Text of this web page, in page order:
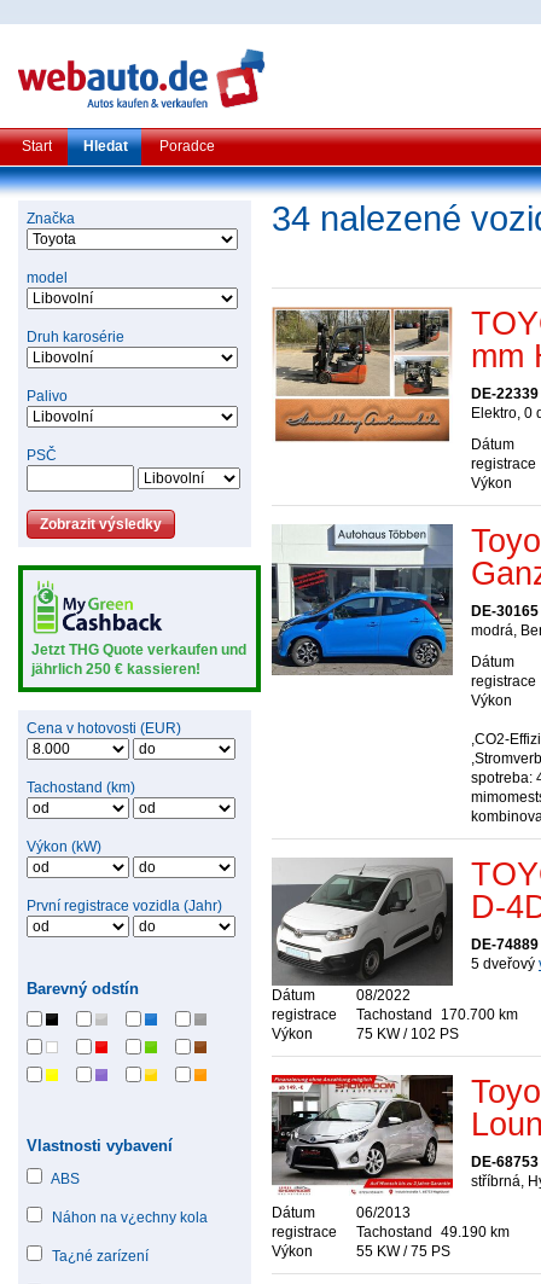
Start Hledat Poradce
Značka
model
Druh karosérie
Palivo
PSČ
Jetzt THG Quote verkaufen und
jährlich 250 € kassieren!
Cena v hotovosti (EUR)
Tachostand (km)
Výkon (kW)
První registrace vozidla (Jahr)
Barevný odstín
Vlastnosti vybavení
ABS
Náhon na v¿echny kola
Ta¿né zarízení
34 nalezené
mm
DE-
Elektro, 0
Dátum
registrace
Výkon
DE-
modrá,
Dátum
registrace
Výkon
,CO2-
spotreba:
D-
DE-
5 dveřový
Dátum
registrace
08/2022
Tachostand
170.700 km
Výkon
75 KW / 102 PS
DE-
stříbrná,
Dátum
registrace
06/2013
Tachostand
49.190 km
Výkon
55 KW / 75 PS